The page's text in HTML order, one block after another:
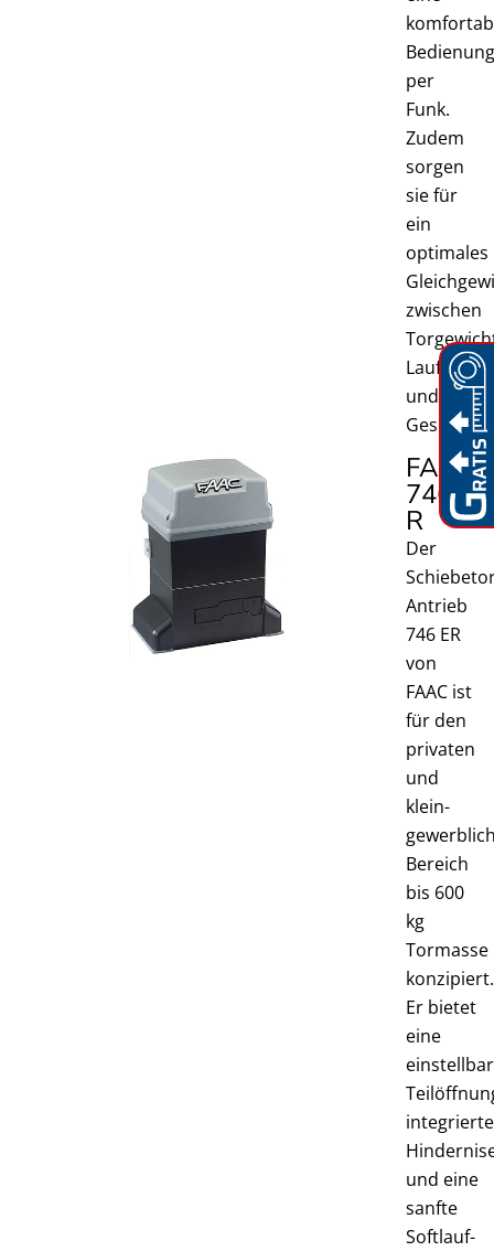
per
Funk.
Zudem
sorgen
sie für
ein
optimales
zwischen
Laufruhe
und
FAAC
746E
R
Der
Antrieb
746 ER
von
FAAC ist
für den
privaten
und
klein-
Bereich
bis 600
kg
Tormasse
konzipiert.
Er bietet
eine
integrierte
und eine
sanfte
Softlauf-